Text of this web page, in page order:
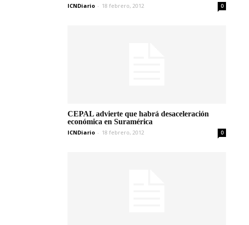
ICNDiario - 18 febrero, 2012 0
CEPAL advierte que habrá desaceleración
económica en Suramérica
ICNDiario - 18 febrero, 2012 0